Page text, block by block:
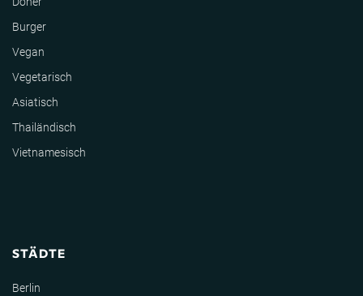
Burger
Vegan
Vegetarisch
Asiatisch
Thailändisch
Vietnamesisch
STÄDTE
Berlin